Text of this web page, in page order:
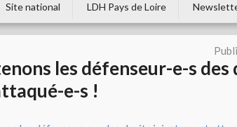
Site national LDH Pays de Loire
les défenseur-e-s
e-s !